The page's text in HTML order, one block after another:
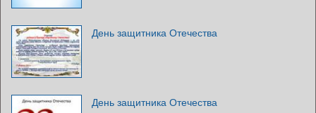
День защитника Отечества
День защитника Отечества